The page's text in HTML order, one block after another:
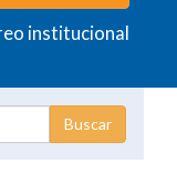
institucional